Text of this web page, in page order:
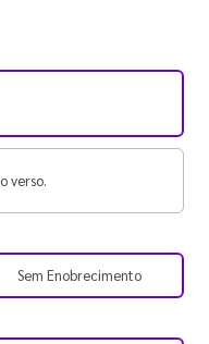
verso.
Sem Enobrecimento